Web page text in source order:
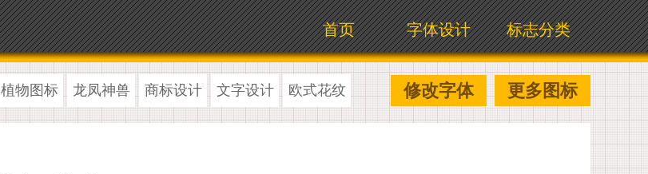
标志分类
字体设计
首页
植物图标 龙凤神兽 商标设计 文字设计 欧式花纹 更多图标
修改字体